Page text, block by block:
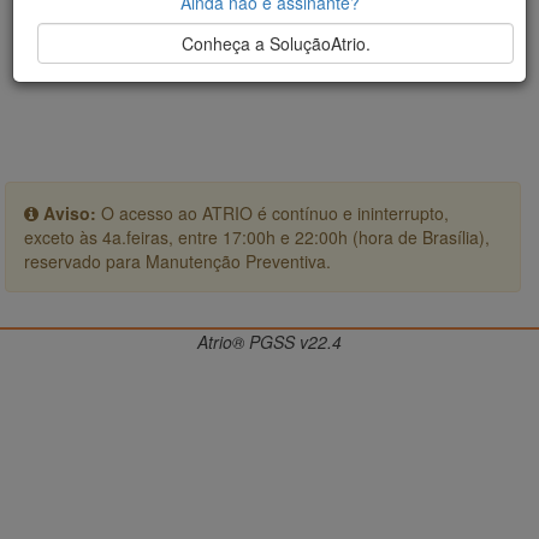
Aviso: O acesso ao ATRIO é contínuo e ininterrupto,
exceto às 4a.feiras, entre 17:00h e 22:00h (hora de Brasília),
reservado para Manutenção Preventiva.
Conheça a SoluçãoAtrio.
Atrio® PGSS v22.4